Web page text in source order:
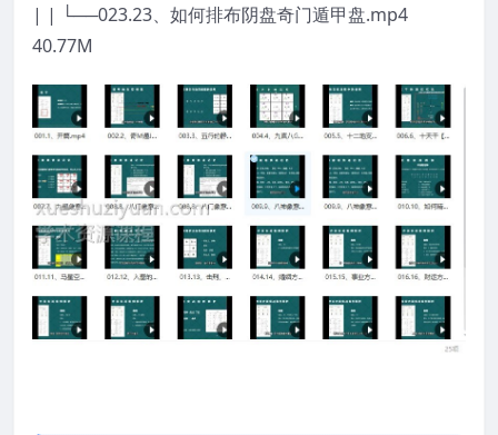
| | └──023.23、如何排布阴盘奇门遁甲盘.mp4
40.77M